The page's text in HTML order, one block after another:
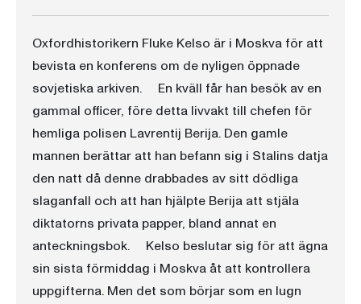
Oxfordhistorikern Fluke Kelso är i Moskva för att
bevista en konferens om de nyligen öppnade
sovjetiska arkiven. En kväll får han besök av en
gammal officer, före detta livvakt till chefen för
hemliga polisen Lavrentij Berija. Den gamle
mannen berättar att han befann sig i Stalins datja
den natt då denne drabbades av sitt dödliga
slaganfall och att han hjälpte Berija att stjäla
diktatorns privata papper, bland annat en
anteckningsbok. Kelso beslutar sig för att ägna
sin sista förmiddag i Moskva åt att kontrollera
uppgifterna. Men det som börjar som en lugn